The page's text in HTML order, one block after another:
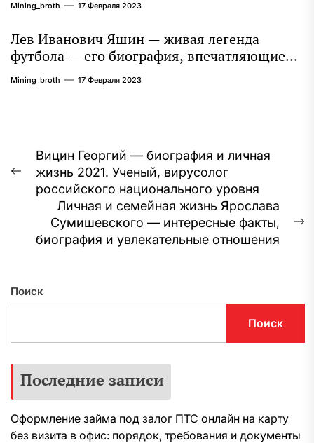
Mining_broth 17 Февраля 2023
Лев Иванович Яшин — живая легенда
футбола — его биография, впечатляющие
достижения и интересная личная жизнь
Mining_broth 17 Февраля 2023
Навигация
по
записям
Предыдущая
запись:
Вицин Георгий — биография и личная
жизнь 2021. Ученый, вирусолог
российского национального уровня
Личная и семейная жизнь Ярослава
Сумишевского — интересные факты,
биография и увлекательные отношения
Поиск
Поиск
Последние записи
Оформление займа под залог ПТС онлайн на карту
без визита в офис: порядок, требования и документы